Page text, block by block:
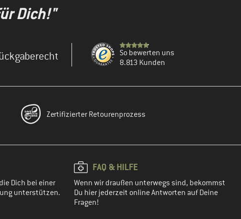
Dich!"
So bewerten uns
8.813 Kunden
Zertifizierter Retourenprozess
Dich bei einer
unterstützen.
FAQ & HILFE
Wenn wir draußen unterwegs sind, bekommst
Du hier jederzeit online Antworten auf Deine
Fragen!